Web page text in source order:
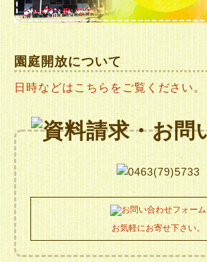
園庭開放について
日時などはこちらをご覧ください。
お気軽にお寄せ下さい。